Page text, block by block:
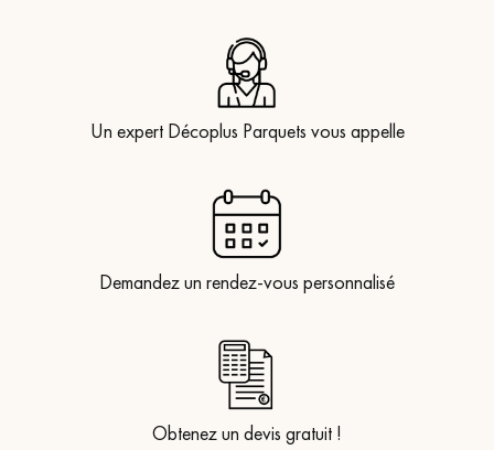
Un expert Décoplus Parquets vous appelle
Demandez un rendez-vous personnalisé
Obtenez un devis gratuit !